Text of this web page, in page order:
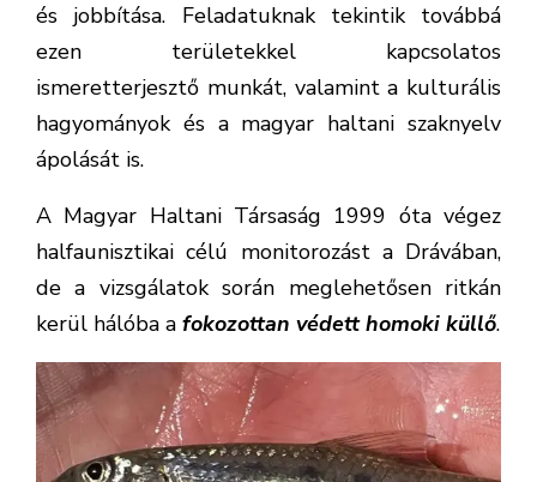
és jobbítása. Feladatuknak tekintik továbbá
ezen területekkel kapcsolatos
ismeretterjesztő munkát, valamint a kulturális
hagyományok és a magyar haltani szaknyelv
ápolását is.
A Magyar Haltani Társaság 1999 óta végez
halfaunisztikai célú monitorozást a Drávában,
de a vizsgálatok során meglehetősen ritkán
kerül hálóba a fokozottan védett homoki küllő.